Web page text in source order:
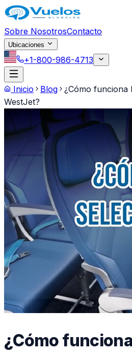
Saltar al contenido principal
Sobre NosotrosContacto
Ubicaciones
+1-800-986-4713
Inicio Blog
¿Cómo funciona
WestJet?
¿Cómo